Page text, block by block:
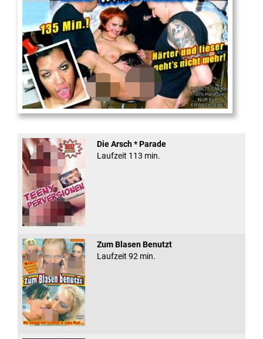
Fickt den Schlampen ...
Die Arsch * Parade
Laufzeit 113 min.
Zum Blasen Benutzt
Laufzeit 92 min.